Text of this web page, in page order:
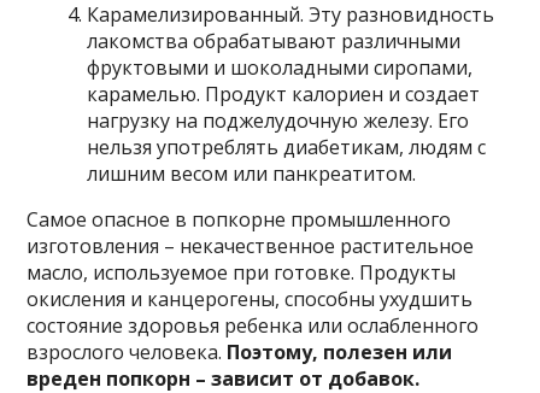
Карамелизированный. Эту разновидность
лакомства обрабатывают различными
фруктовыми и шоколадными сиропами,
карамелью. Продукт калориен и создает
нагрузку на поджелудочную железу. Его
нельзя употреблять диабетикам, людям с
лишним весом или панкреатитом.
Самое опасное в попкорне промышленного
изготовления – некачественное растительное
масло, используемое при готовке. Продукты
окисления и канцерогены, способны ухудшить
состояние здоровья ребенка или ослабленного
взрослого человека. Поэтому, полезен или
вреден попкорн – зависит от добавок.